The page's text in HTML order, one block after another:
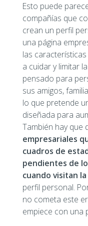
Esto puede
compañías que
crean un perfil
una página
las
a cuidar y limitar
pensado para
sus amigos,
lo que pretende
diseñada para
También hay que
empresariales
cuadros de
pendientes de
cuando visitan
perfil personal.
no cometa este
empiece con una